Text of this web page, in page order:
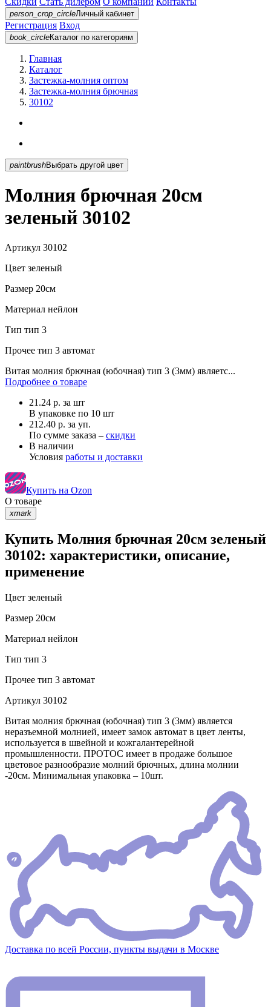
person_crop_circleЛичный кабинет
Регистрация Вход
book_circleКаталог по категориям
Главная
Каталог
Застежка-молния оптом
Застежка-молния брючная
30102
paintbrush Выбрать другой цвет
Молния брючная 20см
зеленый 30102
Артикул 30102
Цвет зеленый
Размер 20см
Материал нейлон
Тип тип 3
Прочее тип 3 автомат
Витая молния брючная (юбочная) тип 3 (3мм) являетс...
Подробнее о товаре
21.24 р. за шт
В упаковке по 10 шт
212.40 р. за уп.
По сумме заказа – скидки
В наличии
Условия работы и доставки
Купить на Ozon
О товаре
xmark
Купить Молния брючная 20см зеленый
30102: характеристики, описание,
применение
Цвет зеленый
Размер 20см
Материал нейлон
Тип тип 3
Прочее тип 3 автомат
Артикул 30102
Витая молния брючная (юбочная) тип 3 (3мм) является
неразъемной молнией, имеет замок автомат в цвет ленты,
используется в швейной и кожгалантерейной
промышленности. ПРОТОС имеет в продаже большое
цветовое разнообразие молний брючных, длина молнии
-20см. Минимальная упаковка – 10шт.
Доставка по всей России, пункты выдачи в Москве